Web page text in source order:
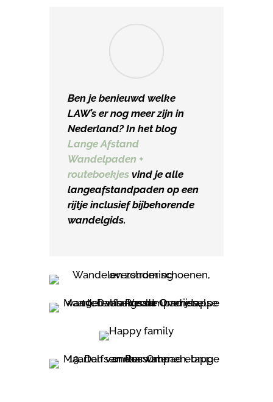
Ben je benieuwd welke
LAW’s er nog meer zijn in
Nederland? In het blog
Lange Afstand
Wandelpaden +
routeboekjesvind je alle
langeafstandpaden op een
rijtje inclusief bijbehorende
wandelgids.